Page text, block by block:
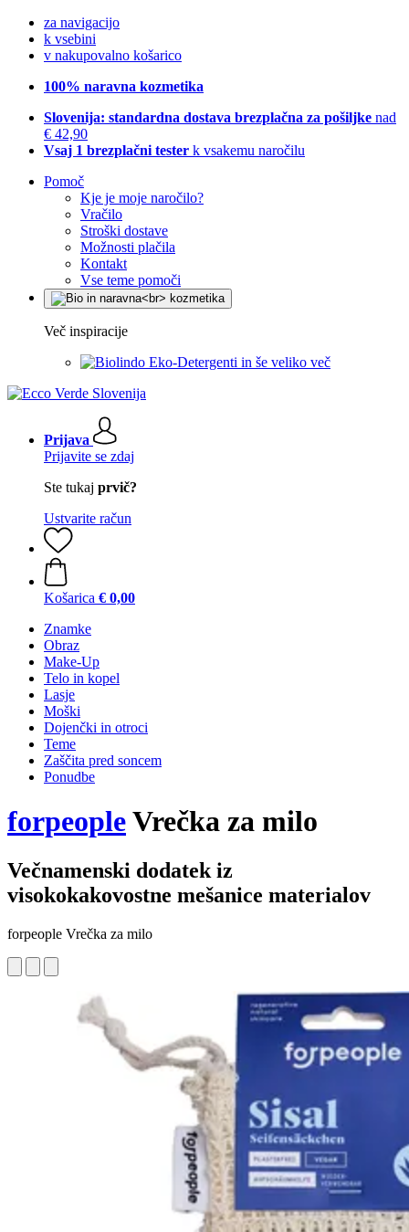
za navigacijo
k vsebini
v nakupovalno košarico
100% naravna kozmetika
Slovenija: standardna dostava brezplačna za pošiljke nad
€ 42,90
Vsaj 1 brezplačni tester k vsakemu naročilu
Pomoč
Kje je moje naročilo?
Vračilo
Stroški dostave
Možnosti plačila
Kontakt
Vse teme pomoči
Več inspiracije
Eko-Detergenti in še veliko več
Prijava
Prijavite se zdaj
Ste tukaj prvič?
Ustvarite račun
Košarica € 0,00
Znamke
Obraz
Make-Up
Telo in kopel
Lasje
Moški
Dojenčki in otroci
Teme
Zaščita pred soncem
Ponudbe
forpeopleVrečka za milo
Večnamenski dodatek iz
visokokakovostne mešanice materialov
forpeople Vrečka za milo